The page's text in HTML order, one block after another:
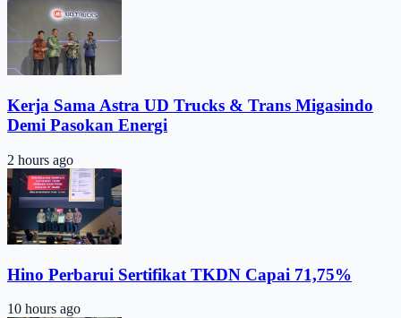
Kerja Sama Astra UD Trucks & Trans Migasindo
Demi Pasokan Energi
2 hours ago
Hino Perbarui Sertifikat TKDN Capai 71,75%
10 hours ago